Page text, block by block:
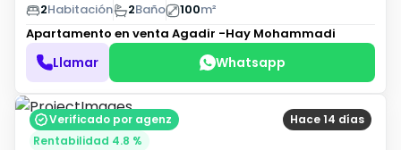
2Habitación 2Baño 100m²
Apartamento en venta Agadir -Hay Mohammadi
Llamar Whatsapp
Hace 14 días
Verificado por agenz
Rentabilidad 4.8 %